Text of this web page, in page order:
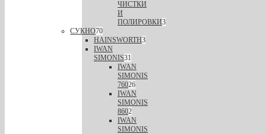
ЧИСТКИ
И
ПОЛИРОВКИ3
СУКНО70
HAINSWORTH3
IWAN
SIMONIS31
IWAN
SIMONIS
76026
IWAN
SIMONIS
8602
IWAN
SIMONIS